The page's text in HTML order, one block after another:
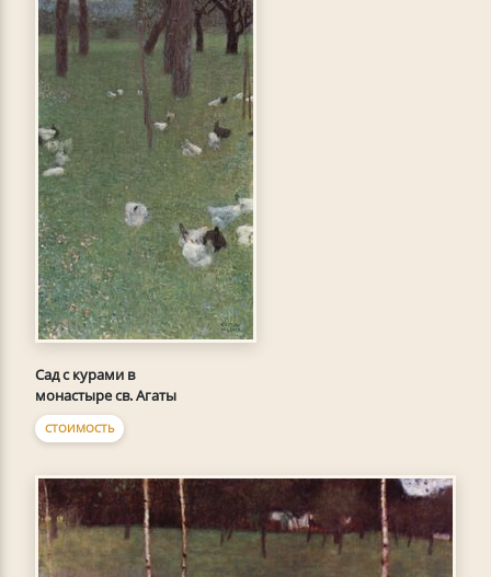
Сад с курами в
монастыре св. Агаты
СТОИМОСТЬ